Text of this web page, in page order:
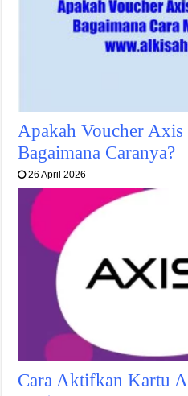
Apakah Voucher
Bagaimana Caranya?
26 April 2026
Cara Aktifkan Kartu